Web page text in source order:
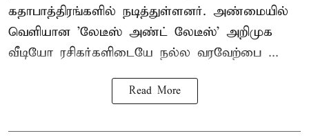
கதாபாத்திரங்களில் நடித்துள்ளனர். அண்மையில்
வெளியான 'லேடீஸ் அண்ட் லேடீஸ்' அறிமுக
வீடியோ ரசிகர்களிடையே நல்ல வரவேற்பை ...
Read More